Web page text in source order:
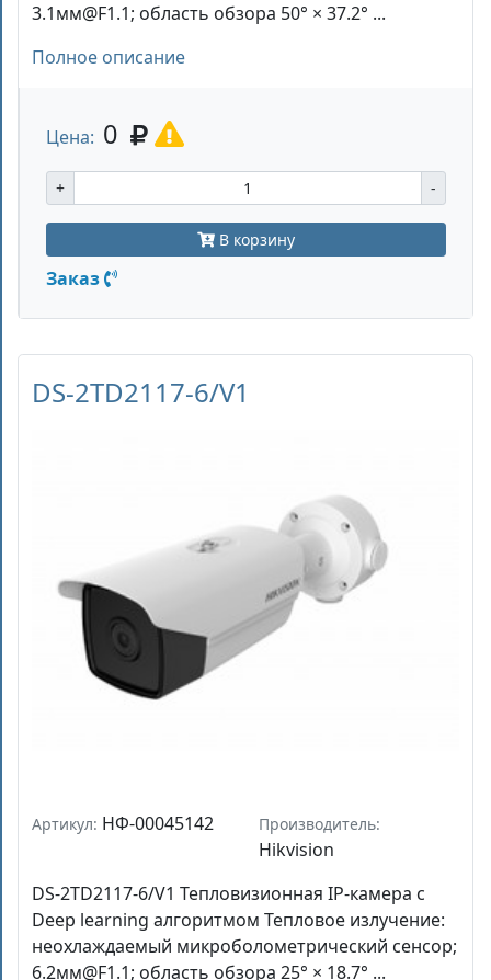
3.1мм@F1.1; область обзора 50° × 37.2° ...
Полное описание
Цена: 0
+ -
В корзину
Заказ
DS-2TD2117-6/V1
Артикул: НФ-00045142 Производитель:
Hikvision
DS-2TD2117-6/V1 Тепловизионная IP-камера с
Deep learning алгоритмом Тепловое излучение:
неохлаждаемый микроболометрический сенсор;
6.2мм@F1.1; область обзора 25° × 18.7° ...